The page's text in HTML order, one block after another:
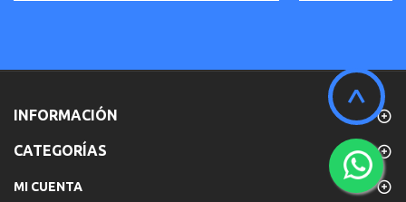
INFORMACIÓN
CATEGORÍAS
MI CUENTA
^